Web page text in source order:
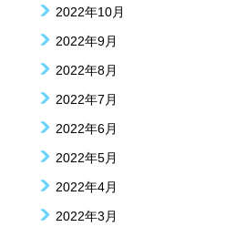
2022年10月
2022年9月
2022年8月
2022年7月
2022年6月
2022年5月
2022年4月
2022年3月